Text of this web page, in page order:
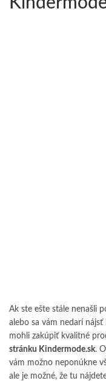
Ak ste ešte stále nenašli
alebo sa vám nedarí
mohli zakúpiť kvalitné
stránku Kindermode.sk.
vám možno neponúkne
ale je možné, že tu